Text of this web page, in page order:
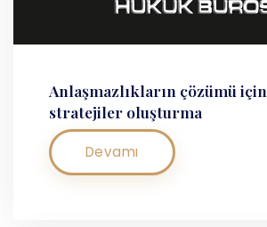
Anlaşmazlıkların çözümü için
stratejiler oluşturma
Devamı